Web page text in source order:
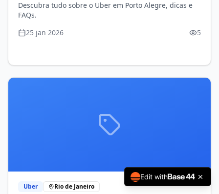
Descubra tudo sobre o Uber em Porto Alegre, dicas e
FAQs.
25 jan 2026
5
Uber Rio de Janeiro
Edit with